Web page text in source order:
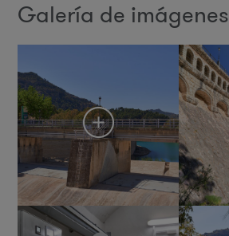
Galería de imágenes